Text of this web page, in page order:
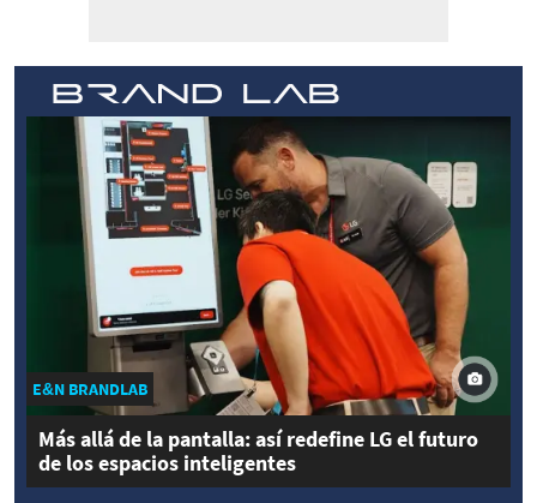
E&N BRANDLAB
Más allá de la pantalla: así redefine LG el futuro
de los espacios inteligentes